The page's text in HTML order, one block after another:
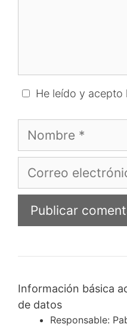
He leído y acepto
electrónico
Información básica
de datos
Responsable: